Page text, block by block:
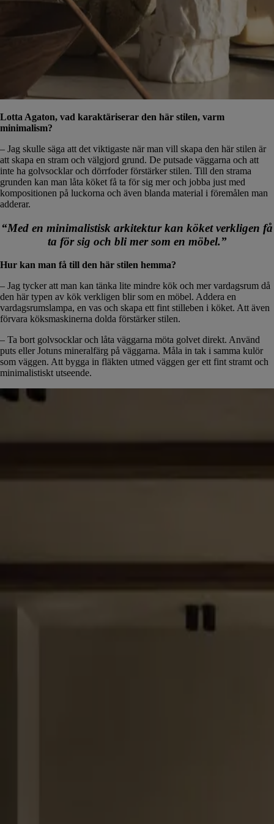
Lotta Agaton, vad karaktäriserar den här stilen, varm
minimalism?
– Jag skulle säga att det viktigaste när man vill skapa den här stilen är
att skapa en stram och välgjord grund. De putsade väggarna och att
inte ha golvsocklar och dörrfoder förstärker stilen. Till den strama
grunden kan man låta köket få ta för sig mer och jobba just med
kompositionen på luckorna och även blanda material i föremålen man
adderar.
“Med en minimalistisk arkitektur kan köket verkligen få
ta för sig och bli mer som en möbel.”
Hur kan man få till den här stilen hemma?
– Jag tycker att man kan tänka lite mindre kök och mer vardagsrum då
den här typen av kök verkligen blir som en möbel. Addera en
vardagsrumslampa, en vas och skapa ett fint stilleben i köket. Att även
förvara köksmaskinerna dolda förstärker stilen.
– Ta bort golvsocklar och låta väggarna möta golvet direkt. Använd
puts eller Jotuns mineralfärg på väggarna. Måla in tak i samma kulör
som väggen. Att bygga in fläkten utmed väggen ger ett fint stramt och
minimalistiskt utseende.